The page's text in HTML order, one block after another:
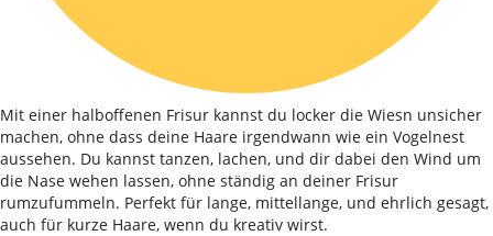
Mit einer halboffenen Frisur kannst du locker die Wiesn unsicher
machen, ohne dass deine Haare irgendwann wie ein Vogelnest
aussehen. Du kannst tanzen, lachen, und dir dabei den Wind um
die Nase wehen lassen, ohne ständig an deiner Frisur
rumzufummeln. Perfekt für lange, mittellange, und ehrlich gesagt,
auch für kurze Haare, wenn du kreativ wirst.